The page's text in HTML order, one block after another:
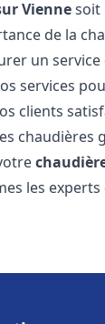
Viennesoit
de la
un
services
clients
chaudières
les